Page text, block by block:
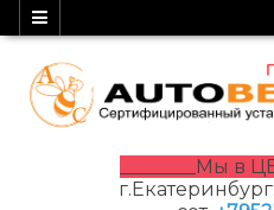
________Мы в